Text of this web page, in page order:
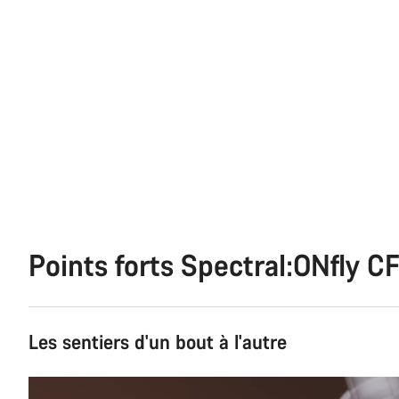
Points forts Spectral:ONfly
Les sentiers d'un bout à l'autre